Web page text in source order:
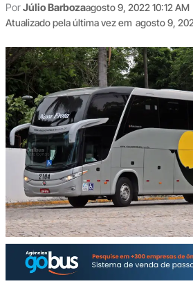
PorJúlio Barbozaagosto 9, 2022 10:12 AM
Atualizado pela última vez em agosto 9,